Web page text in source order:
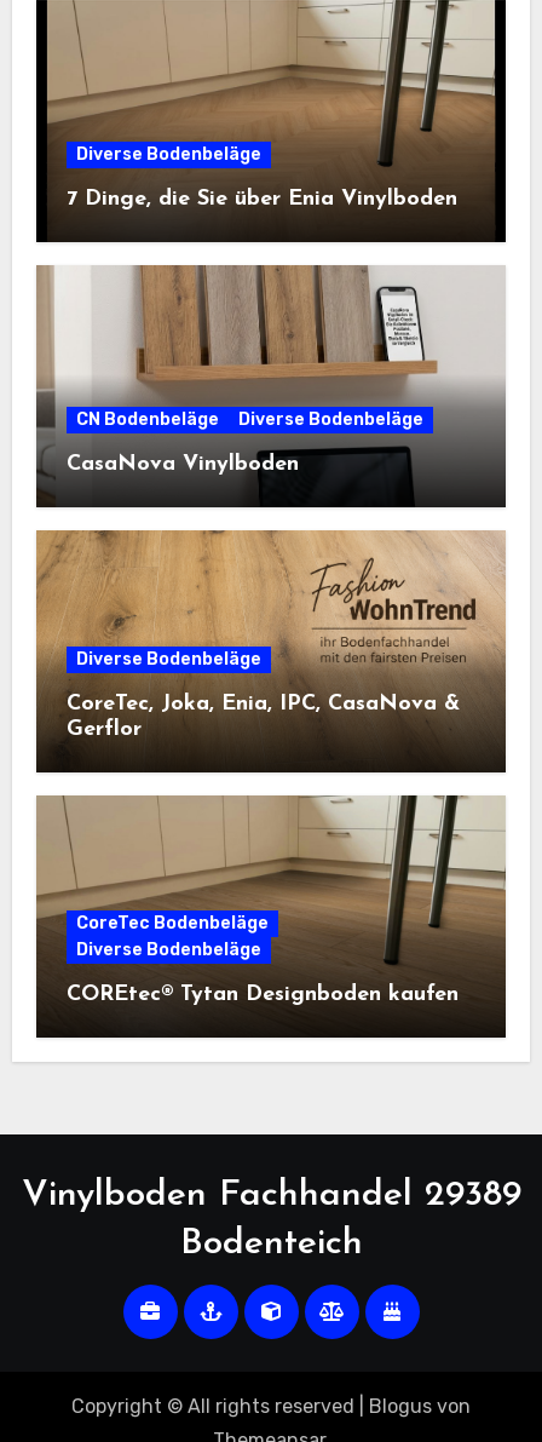
Diverse Bodenbeläge
7 Dinge, die Sie über Enia Vinylboden
CN Bodenbeläge Diverse Bodenbeläge
CasaNova Vinylboden
Diverse Bodenbeläge
CoreTec, Joka, Enia, IPC, CasaNova &
Gerflor
CoreTec Bodenbeläge
Diverse Bodenbeläge
COREtec® Tytan Designboden kaufen
Vinylboden Fachhandel 29389
Bodenteich
Copyright © All rights reserved Blogus von